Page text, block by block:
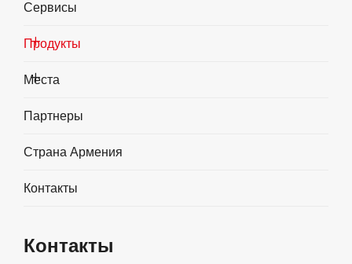
Cервисы
Продукты
Места
Партнеры
Страна Армения
Контакты
Контакты
Отдел Логистики